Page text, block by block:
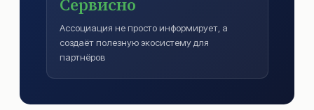
Сервисно
Ассоциация не просто информирует, а
создаёт полезную экосистему для
партнёров